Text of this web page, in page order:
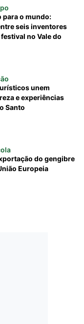
para o mundo:
seis inventores
no Vale do
unem
e experiências
Santo
do gengibre
Europeia